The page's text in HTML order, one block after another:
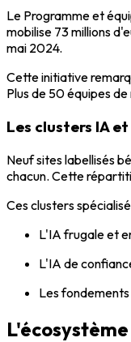
Le Programme et
mobilise 73 millions
mai 2024.
Cette initiative
Plus de 50 équipes
Les clusters IA
Neuf sites labellisés
chacun. Cette
Ces clusters
L'IA frugale et
L'IA de
Les